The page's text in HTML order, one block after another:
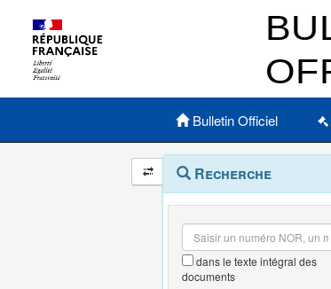
Menu principal
Bulletin Officiel
Navigation
et
outils
annexes
Menu
contextuel
Recherche
dans le texte intégral des
documents